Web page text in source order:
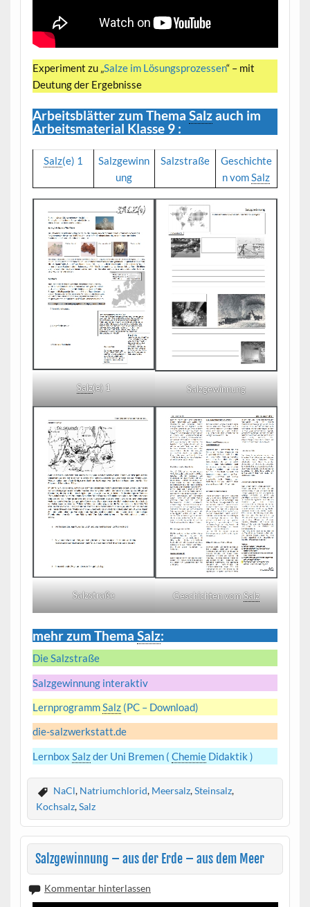
Experiment zu „Salze im Lösungsprozessen“ – mit
Deutung der Ergebnisse
Arbeitsblätter zum Thema Salzauch im
Arbeitsmaterial Klasse 9 :
Salz(e) 1
Salzgewinn
ung
Salzstraße
Geschichte
n vomSalz
Salz(e) 1 Salzgewinnung
Salzstraße Geschichten vomSalz
mehr zum Thema Salz:
Die Salzstraße
Salzgewinnung interaktiv
LernprogrammSalz(PC – Download)
die-salzwerkstatt.de
Lernbox Salzder Uni Bremen ( ChemieDidaktik )
NaCl, Natriumchlorid, Meersalz,Steinsalz,
Kochsalz,Salz
Salzgewinnung – aus der Erde – aus dem Meer
Kommentar hinterlassen